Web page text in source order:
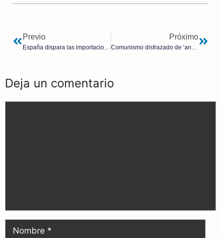
Previo Próximo
Deja un comentario